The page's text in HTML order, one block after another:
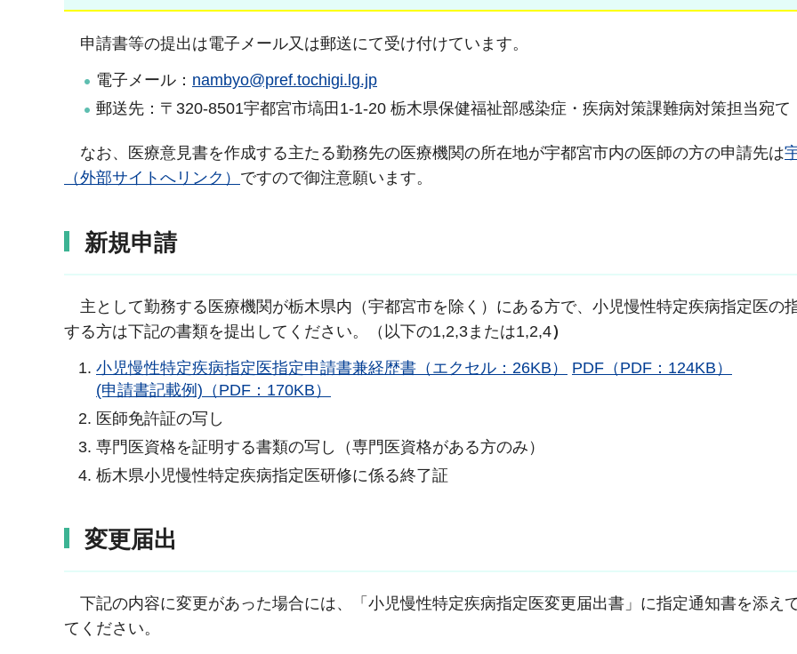
申請書等の提出は電子メール又は郵送にて受け付けています。
電子メール： nambyo@pref.tochigi.lg.jp
郵送先：〒320-8501宇都宮市塙田1-1-20 栃木県保健福祉部感染症・疾病対策課難病対策担当宛て
なお、医療意見書を作成する主たる勤務先の医療機関の所在地が宇都宮市内の医師の方の申請先は
（外部サイトへリンク） ですので御注意願います。
新規申請
主として勤務する医療機関が栃木県内（宇都宮市を除く）にある方で、小児慢性特定疾病指定医の
する方は下記の書類を提出してください。（以下の1,2,3または1,2,4）
小児慢性特定疾病指定医指定申請書兼経歴書（エクセル：26KB）
PDF（PDF：124KB）
(申請書記載例)（PDF：170KB）
医師免許証の写し
専門医資格を証明する書類の写し（専門医資格がある方のみ）
栃木県小児慢性特定疾病指定医研修に係る終了証
変更届出
下記の内容に変更があった場合には、「小児慢性特定疾病指定医変更届出書」に指定通知書を添え
てください。